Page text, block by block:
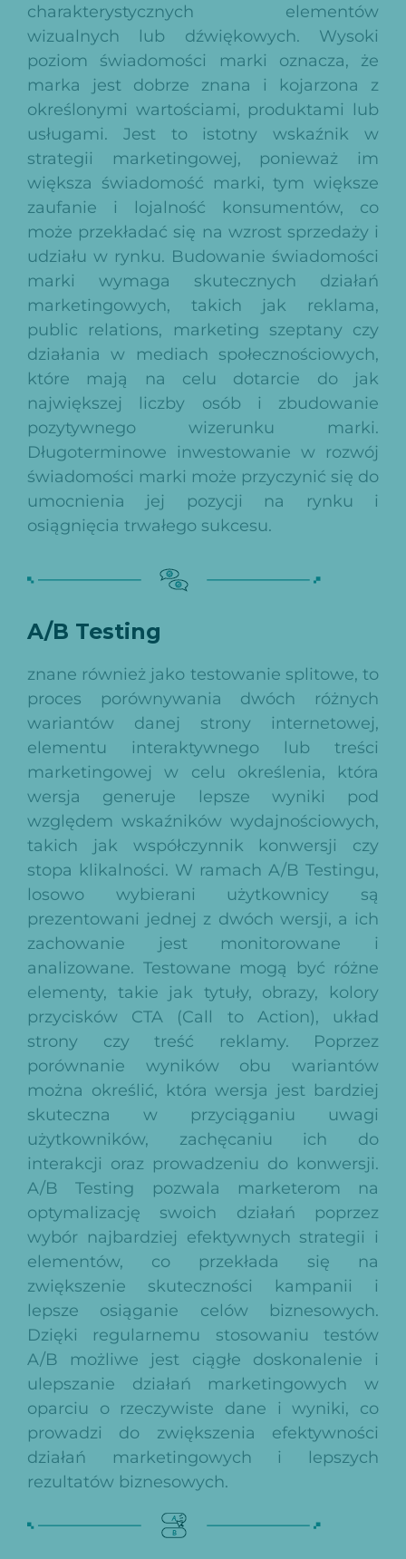
charakterystycznych elementów
wizualnych lub dźwiękowych. Wysoki
poziom świadomości marki oznacza, że
marka jest dobrze znana i kojarzona z
określonymi wartościami, produktami lub
usługami. Jest to istotny wskaźnik w
strategii marketingowej, ponieważ im
większa świadomość marki, tym większe
zaufanie i lojalność konsumentów, co
może przekładać się na wzrost sprzedaży i
udziału w rynku. Budowanie świadomości
marki wymaga skutecznych działań
marketingowych, takich jak reklama,
public relations, marketing szeptany czy
działania w mediach społecznościowych,
które mają na celu dotarcie do jak
największej liczby osób i zbudowanie
pozytywnego wizerunku marki.
Długoterminowe inwestowanie w rozwój
świadomości marki może przyczynić się do
umocnienia jej pozycji na rynku i
osiągnięcia trwałego sukcesu.
A/B Testing
znane również jako testowanie splitowe, to
proces porównywania dwóch różnych
wariantów danej strony internetowej,
elementu interaktywnego lub treści
marketingowej w celu określenia, która
wersja generuje lepsze wyniki pod
względem wskaźników wydajnościowych,
takich jak współczynnik konwersji czy
stopa klikalności. W ramach A/B Testingu,
losowo wybierani użytkownicy są
prezentowani jednej z dwóch wersji, a ich
zachowanie jest monitorowane i
analizowane. Testowane mogą być różne
elementy, takie jak tytuły, obrazy, kolory
przycisków CTA (Call to Action), układ
strony czy treść reklamy. Poprzez
porównanie wyników obu wariantów
można określić, która wersja jest bardziej
skuteczna w przyciąganiu uwagi
użytkowników, zachęcaniu ich do
interakcji oraz prowadzeniu do konwersji.
A/B Testing pozwala marketerom na
optymalizację swoich działań poprzez
wybór najbardziej efektywnych strategii i
elementów, co przekłada się na
zwiększenie skuteczności kampanii i
lepsze osiąganie celów biznesowych.
Dzięki regularnemu stosowaniu testów
A/B możliwe jest ciągłe doskonalenie i
ulepszanie działań marketingowych w
oparciu o rzeczywiste dane i wyniki, co
prowadzi do zwiększenia efektywności
działań marketingowych i lepszych
rezultatów biznesowych.